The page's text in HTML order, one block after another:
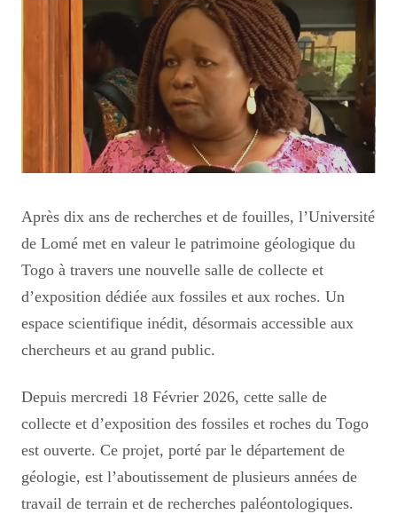
Après dix ans de recherches et de fouilles, l’Université
de Lomé met en valeur le patrimoine géologique du
Togo à travers une nouvelle salle de collecte et
d’exposition dédiée aux fossiles et aux roches. Un
espace scientifique inédit, désormais accessible aux
chercheurs et au grand public.
Depuis mercredi 18 Février 2026, cette salle de
collecte et d’exposition des fossiles et roches du Togo
est ouverte. Ce projet, porté par le département de
géologie, est l’aboutissement de plusieurs années de
travail de terrain et de recherches paléontologiques.